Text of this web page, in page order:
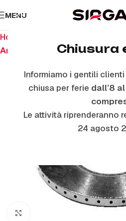
Chiusura
Informiamo i gentili
chiusa per ferie dall’8
Le attività riprenderanno
24 agosto
MENU
Home
Anelli E Piattelli Smaltati